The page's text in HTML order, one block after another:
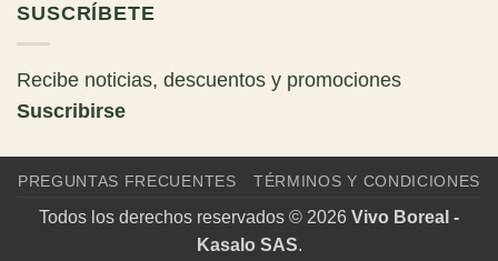
SUSCRÍBETE
Recibe noticias, descuentos y promociones
Suscribirse
PREGUNTAS FRECUENTES TÉRMINOS Y CONDICIONES
Todos los derechos reservados © 2026 Vivo Boreal -
Kasalo SAS.